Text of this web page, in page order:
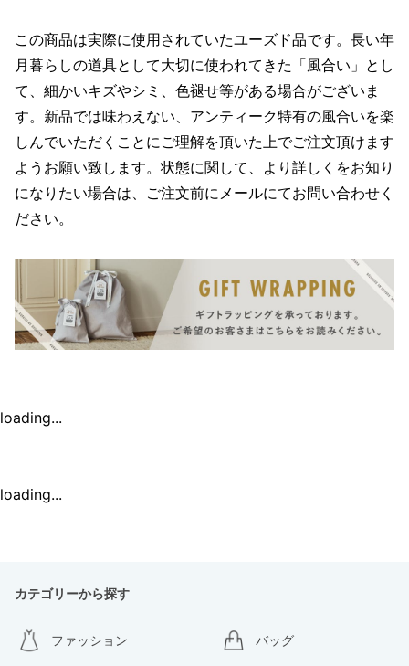
この商品は実際に使用されていたユーズド品です。長い年
月暮らしの道具として大切に使われてきた「風合い」とし
て、細かいキズやシミ、色褪せ等がある場合がございま
す。新品では味わえない、アンティーク特有の風合いを楽
しんでいただくことにご理解を頂いた上でご注文頂けます
ようお願い致します。状態に関して、より詳しくをお知り
になりたい場合は、ご注文前にメールにてお問い合わせく
ださい。
loading...
loading...
カテゴリーから探す
ファッション バッグ